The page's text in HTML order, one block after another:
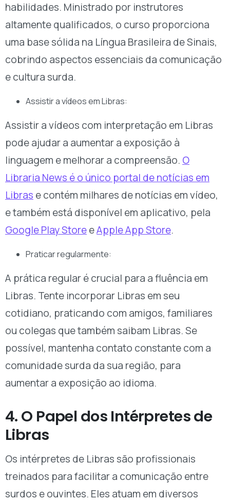
habilidades. Ministrado por instrutores
altamente qualificados, o curso proporciona
uma base sólida na Língua Brasileira de Sinais,
cobrindo aspectos essenciais da comunicação
e cultura surda.
Assistir a vídeos em Libras:
Assistir a vídeos com interpretação em Libras
pode ajudar a aumentar a exposição à
linguagem e melhorar a compreensão. O
Libraria News é o único portal de notícias em
Libras e contém milhares de notícias em vídeo,
e também está disponível em aplicativo, pela
Google Play StoreeApple App Store.
Praticar regularmente:
A prática regular é crucial para a fluência em
Libras. Tente incorporar Libras em seu
cotidiano, praticando com amigos, familiares
ou colegas que também saibam Libras. Se
possível, mantenha contato constante com a
comunidade surda da sua região, para
aumentar a exposição ao idioma.
4. O Papel dos Intérpretes de
Libras
Os intérpretes de Libras são profissionais
treinados para facilitar a comunicação entre
surdos e ouvintes. Eles atuam em diversos